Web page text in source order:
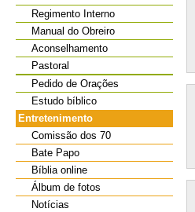
Regimento Interno
Manual do Obreiro
Aconselhamento
Pastoral
Pedido de Orações
Estudo bíblico
Entretenimento
Comissão dos 70
Bate Papo
Bíblia online
Álbum de fotos
Notícias